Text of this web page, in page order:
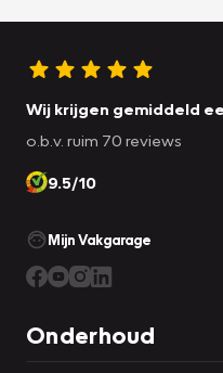
Wij krijgen gemiddeld
o.b.v. ruim 70 reviews
9.5/10
Mijn Vakgarage
Onderhoud